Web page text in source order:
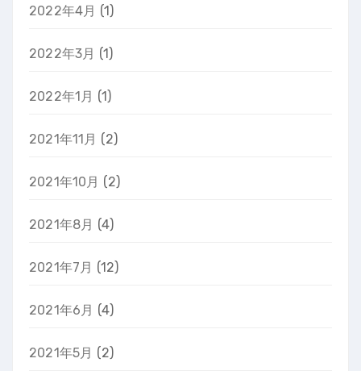
2022年4月 (1)
2022年3月 (1)
2022年1月 (1)
2021年11月 (2)
2021年10月 (2)
2021年8月 (4)
2021年7月 (12)
2021年6月 (4)
2021年5月 (2)